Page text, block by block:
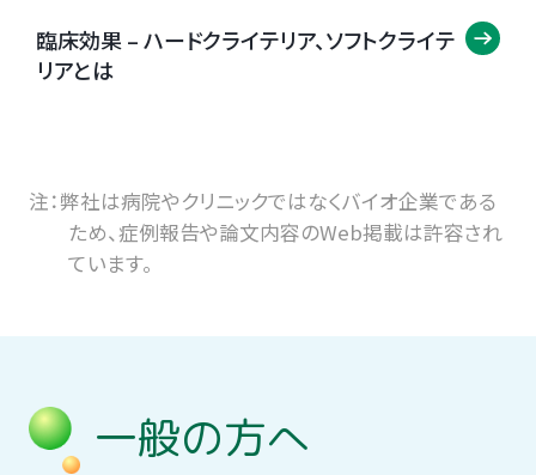
臨床効果 – ハードクライテリア、ソフトクライテ
リアとは
注：弊社は病院やクリニックではなくバイオ企業である
ため、症例報告や論文内容のWeb掲載は許容され
ています。
一般の方へ